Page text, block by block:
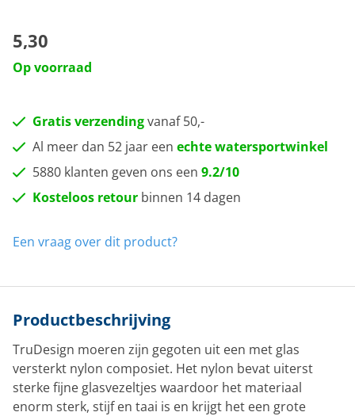
5,30
Op voorraad
Gratis verzendingvanaf 50,-
Al meer dan 52 jaar een echte watersportwinkel
5880 klanten geven ons een 9.2/10
Kosteloos retour binnen 14 dagen
Een vraag over dit product?
Productbeschrijving
TruDesign moeren zijn gegoten uit een met glas
versterkt nylon composiet. Het nylon bevat uiterst
sterke fijne glasvezeltjes waardoor het materiaal
enorm sterk, stijf en taai is en krijgt het een grote